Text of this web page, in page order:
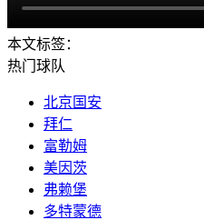
本文标签：
热门球队
北京国安
拜仁
富勒姆
美因茨
弗赖堡
多特蒙德